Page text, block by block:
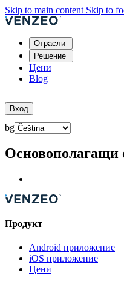
Skip to main content Skip to
Отрасли
Решение
Цени
Blog
Вход
bg
Основополагащи
Продукт
Android приложение
iOS приложение
Цени